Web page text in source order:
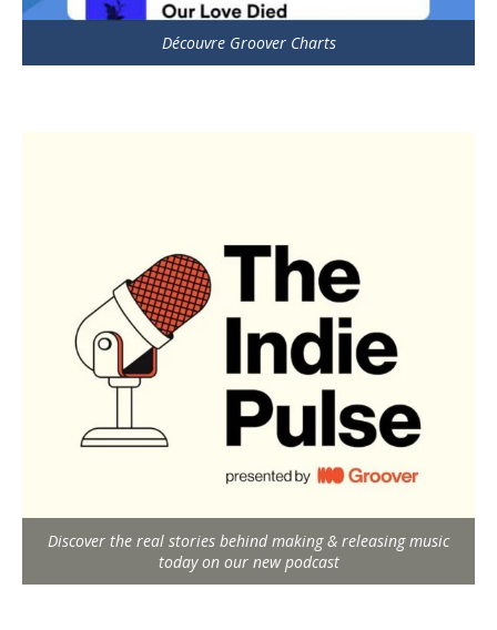
Découvre Groover Charts
Discover the real stories behind making & releasing music
today on our new podcast